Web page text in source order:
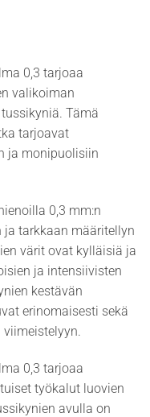
0,3 tarjoaa
valikoiman
Tämä
tarjoavat
ja monipuolisiin
0,3 mm:n
tarkkaan määritellyn
värit ovat kylläisiä ja
ja intensiivisten
kestävän
erinomaisesti sekä
0,3 tarjoaa
työkalut luovien
avulla on